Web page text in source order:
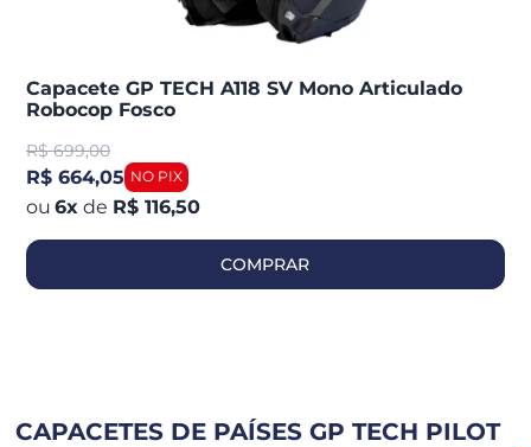
Capacete GP TECH A118 SV Mono Articulado
Robocop Fosco
R$ 699,00
R$ 664,05
6x de R$ 116,50
COMPRAR
CAPACETES DE PAÍSES GP TECH PILOT